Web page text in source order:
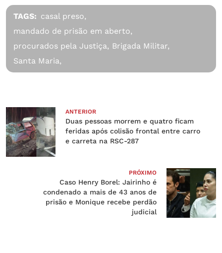
TAGS: casal preso,
mandado de prisão em aberto,
procurados pela Justiça, Brigada Militar,
Santa Maria,
ANTERIOR
Duas pessoas morrem e quatro ficam
feridas após colisão frontal entre carro
e carreta na RSC-287
PRÓXIMO
Caso Henry Borel: Jairinho é
condenado a mais de 43 anos de
prisão e Monique recebe perdão
judicial